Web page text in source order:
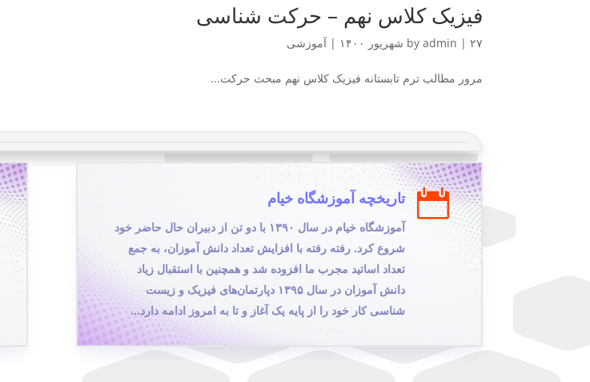
فیزیک کلاس نهم – حرکت شناسی
by admin | ۲۷ شهریور ۱۴۰۰ |آموزشی
مرور مطالب ترم تابستانه فیزیک کلاس نهم مبحث حرکت...
 تاریخچه آموزشگاه خیام
آموزشگاه خیام در سال ۱۳۹۰ با دو تن از دبیران حال حاضر خود
شروع کرد. رفته رفته با افزایش تعداد دانش آموزان، به جمع
تعداد اساتید مجرب ما افزوده شد و همچنین با استقبال زیاد
دانش آموزان در سال ۱۳۹۵ دپارتمان‌های فیزیک و زیست
شناسی کار خود را از پایه یک آغاز و تا به امروز ادامه دارد…